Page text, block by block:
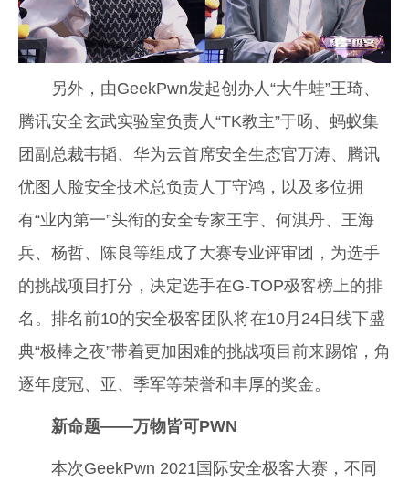
另外，由GeekPwn发起创办人“大牛蛙”王琦、
腾讯安全玄武实验室负责人“TK教主”于旸、蚂蚁集
团副总裁韦韬、华为云首席安全生态官万涛、腾讯
优图人脸安全技术总负责人丁守鸿，以及多位拥
有“业内第一”头衔的安全专家王宇、何淇丹、王海
兵、杨哲、陈良等组成了大赛专业评审团，为选手
的挑战项目打分，决定选手在G-TOP极客榜上的排
名。排名前10的安全极客团队将在10月24日线下盛
典“极棒之夜”带着更加困难的挑战项目前来踢馆，角
逐年度冠、亚、季军等荣誉和丰厚的奖金。
新命题——万物皆可PWN
本次GeekPwn 2021国际安全极客大赛，不同